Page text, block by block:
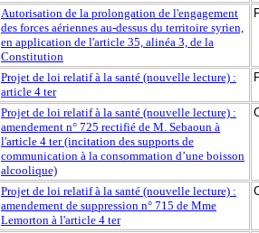
Autorisation de la prolongation de l'engagement
des forces aériennes au-dessus du territoire syrien,
en application de l'article 35, alinéa 3, de la
Constitution
Projet de loi relatif à la santé (nouvelle lecture) :
article 4 ter
Projet de loi relatif à la santé (nouvelle lecture) :
amendement n° 725 rectifié de M. Sebaoun à
l'article 4 ter (incitation des supports de
communication à la consommation d’une boisson
alcoolique)
Projet de loi relatif à la santé (nouvelle lecture) :
amendement de suppression n° 715 de Mme
Lemorton à l'article 4 ter